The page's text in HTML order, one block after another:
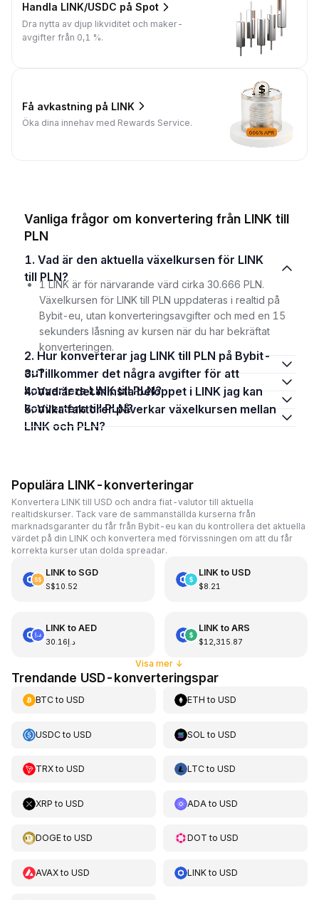
Handla LINK/USDC på Spot
Dra nytta av djup likviditet och maker-
avgifter från 0,1 %.
Få avkastning på LINK
Öka dina innehav med Rewards Service.
Vanliga frågor om konvertering från LINK till
PLN
1. Vad är den aktuella växelkursen för LINK
till PLN?
1 LINK är för närvarande värd cirka 30.666 PLN.
Växelkursen för LINK till PLN uppdateras i realtid på
Bybit-eu, utan konverteringsavgifter och med en 15
sekunders låsning av kursen när du har bekräftat
konverteringen.
2. Hur konverterar jag LINK till PLN på Bybit-
eu?
3. Tillkommer det några avgifter för att
konvertera LINK till PLN?
4. Vad är det minsta beloppet i LINK jag kan
konvertera till PLN?
5. Vilka faktorer påverkar växelkursen mellan
LINK och PLN?
Populära LINK-konverteringar
Konvertera LINK till USD och andra fiat-valutor till aktuella
realtidskurser. Tack vare de sammanställda kurserna från
marknadsgaranter du får från Bybit-eu kan du kontrollera det aktuella
värdet på din LINK och konvertera med förvissningen om att du får
korrekta kurser utan dolda spreadar.
LINKto SGD
S$10.52
LINKto USD
$8.21
LINKto AED
د.إ30.16
LINKto ARS
$12,315.87
Visa mer ↓
Trendande USD-konverteringspar
BTCto USD ETH toUSD
USDCto USD SOL toUSD
TRXto USD LTCtoUSD
XRP to USD ADA toUSD
DOGEto USD DOT toUSD
AVAXto USD LINKtoUSD